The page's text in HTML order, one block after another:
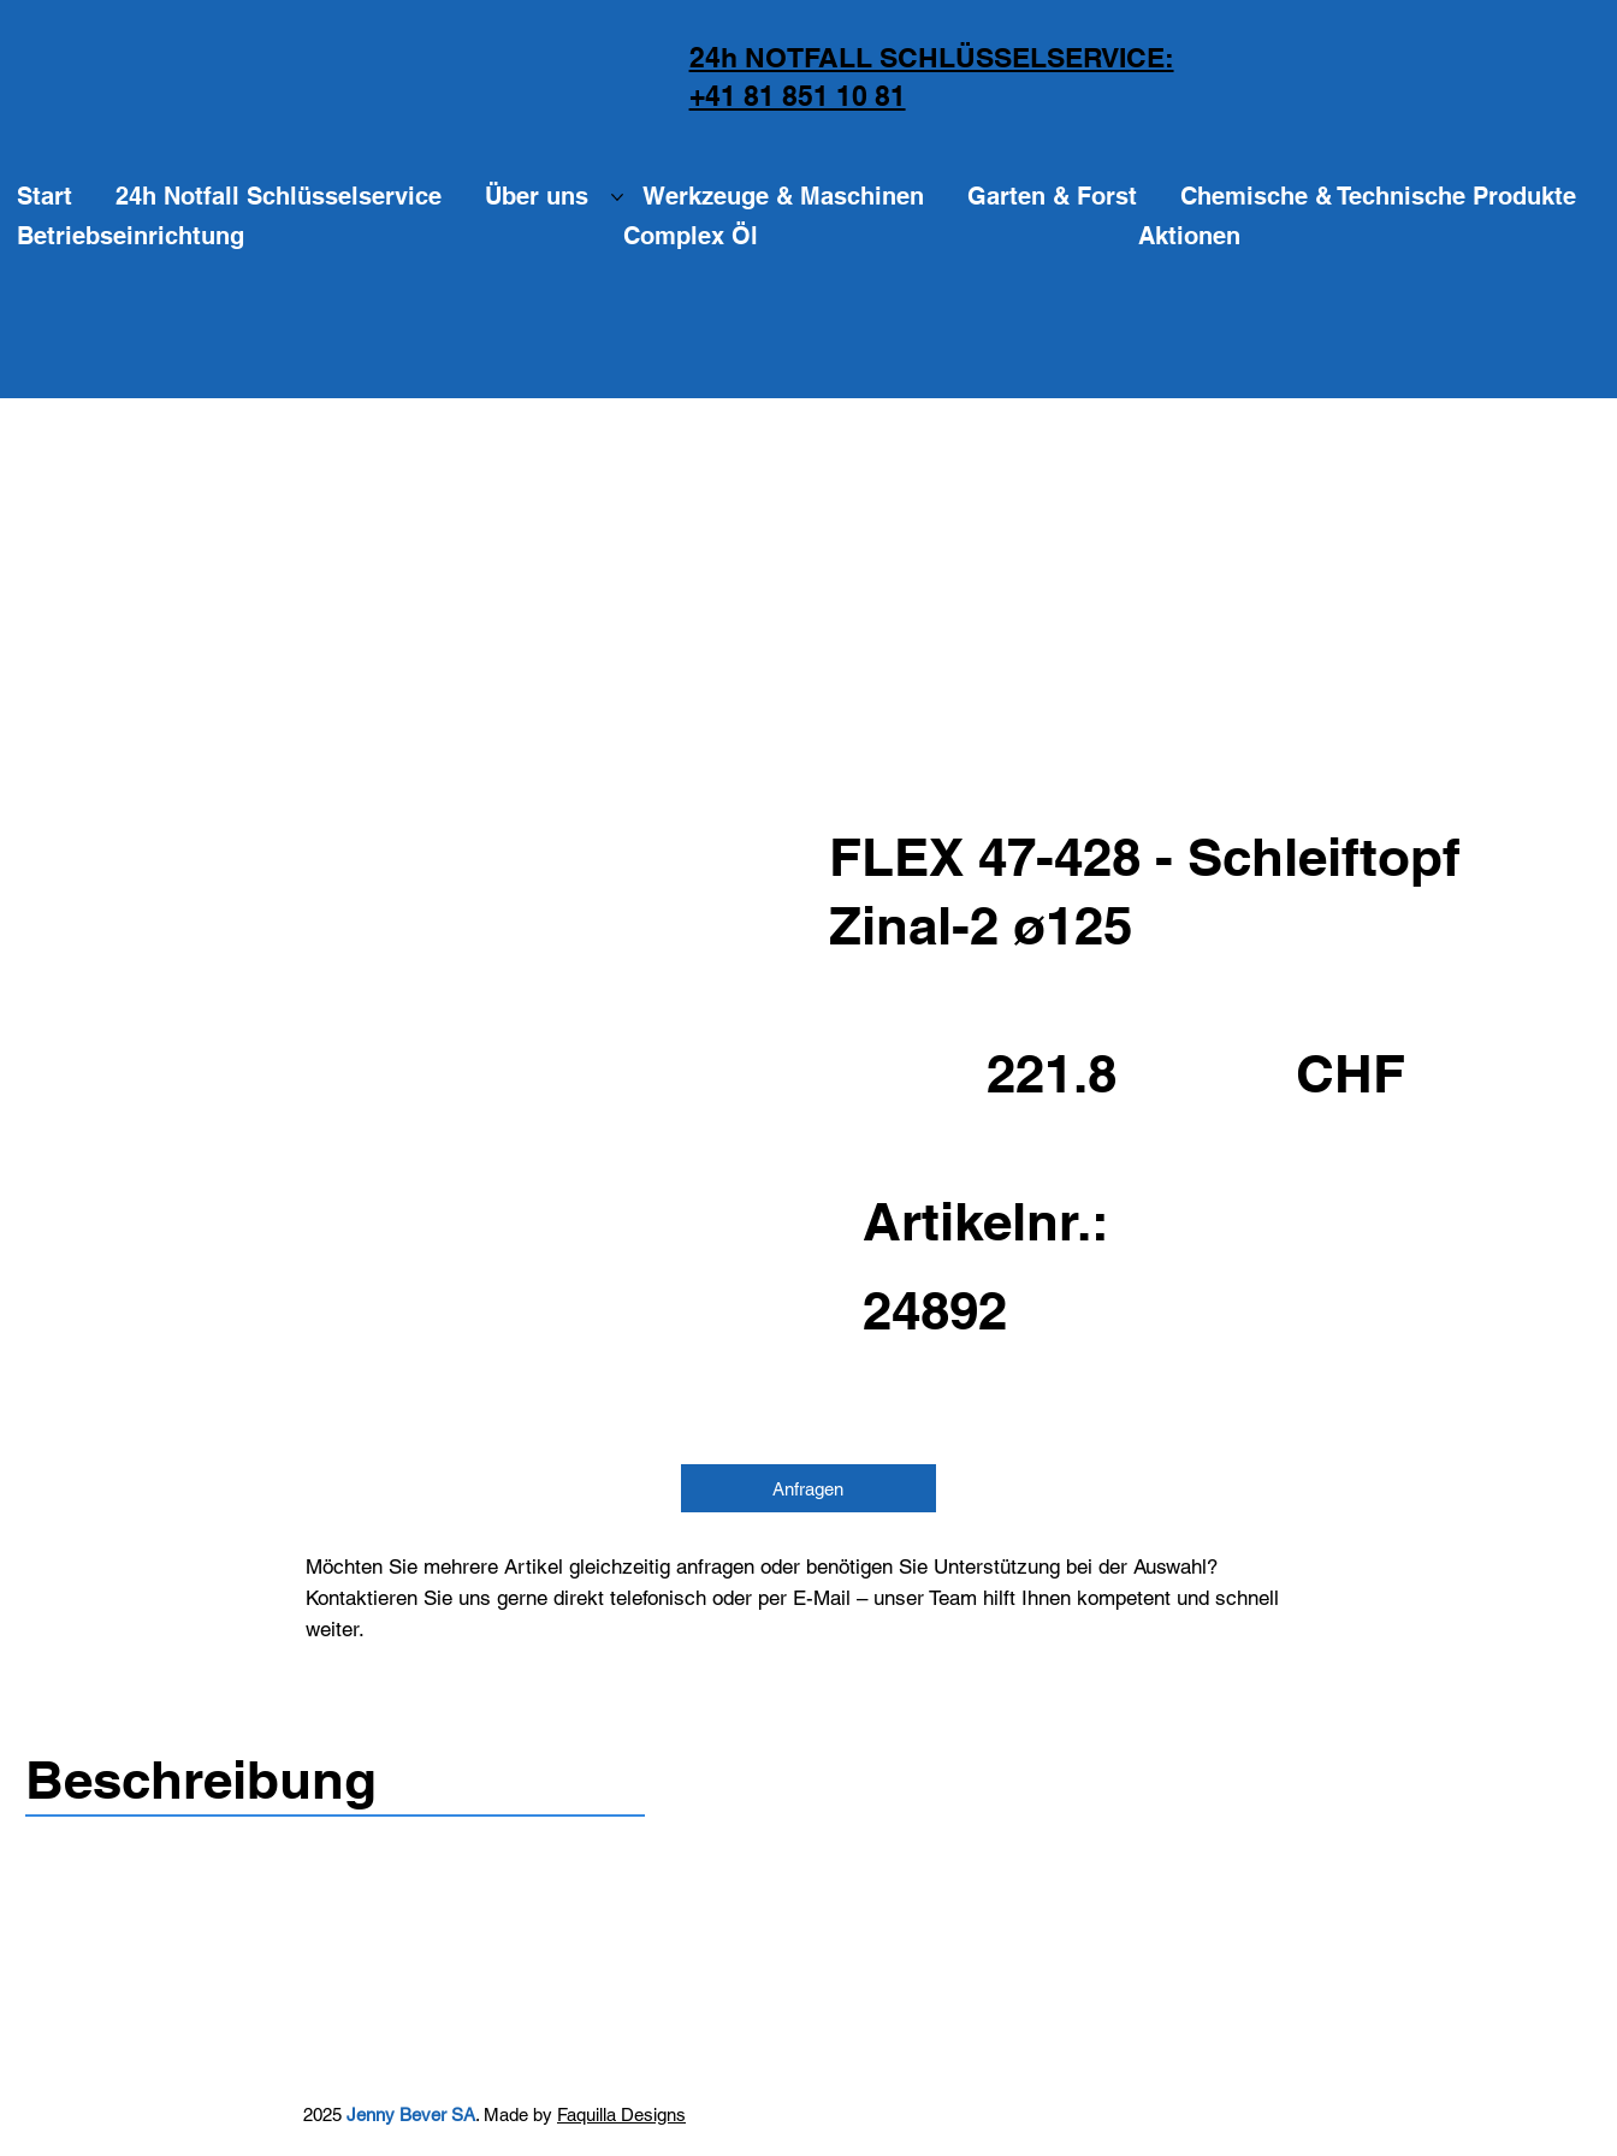
24h NOTFALL SCHLÜSSELSERVICE:
+41 81 851 10 81
Start 24h Notfall Schlüsselservice Über uns Werkzeuge & Maschinen Garten & Forst
Chemische & Technische Produkte
Betriebseinrichtung
Complex Öl Aktionen
FLEX 47-428 - Schleiftopf
Zinal-2 ø125
221.8 CHF
Artikelnr.:
24892
Anfragen
Möchten Sie mehrere Artikel gleichzeitig anfragen oder benötigen Sie Unterstützung bei der Auswahl?
Kontaktieren Sie uns gerne direkt telefonisch oder per E-Mail – unser Team hilft Ihnen kompetent und schnell
weiter.
Beschreibung
2025 Jenny Bever SA. Made by Faquilla Designs